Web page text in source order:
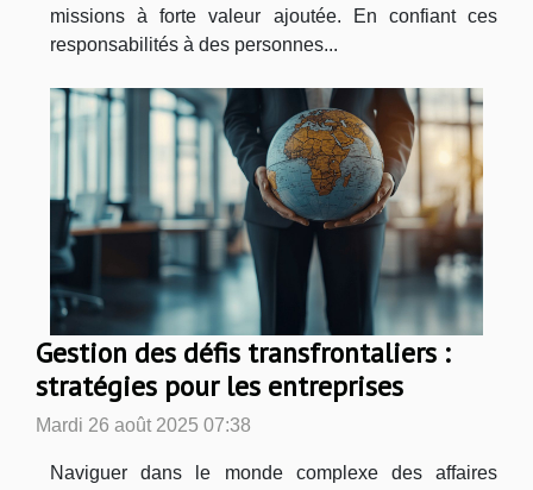
missions à forte valeur ajoutée. En confiant ces
responsabilités à des personnes...
Gestion des défis transfrontaliers :
stratégies pour les entreprises
Mardi 26 août 2025 07:38
Naviguer dans le monde complexe des affaires